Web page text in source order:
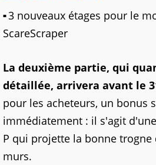
3 nouveaux étages pour le
ScareScraper
La deuxième partie, qui
détaillée, arrivera avant le
pour les acheteurs, un bonus
immédiatement : il s'agit
P qui projette la bonne trogne
murs.